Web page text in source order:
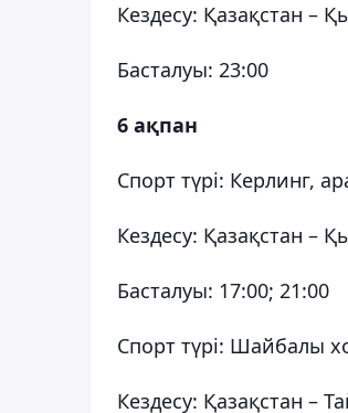
Кездесу: Қазақстан –
Басталуы: 23:00
6 ақпан
Спорт түрі: Керлинг,
Кездесу: Қазақстан –
Басталуы: 17:00; 21:00
Спорт түрі: Шайбалы
Кездесу: Қазақстан –